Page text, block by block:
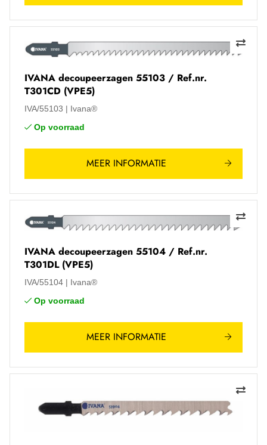
IVANA decoupeerzagen 55103 / Ref.nr.
T301CD (VPE5)
IVA/55103
Ivana®
Op voorraad
MEER INFORMATIE
IVANA decoupeerzagen 55104 / Ref.nr.
T301DL (VPE5)
IVA/55104
Ivana®
Op voorraad
MEER INFORMATIE